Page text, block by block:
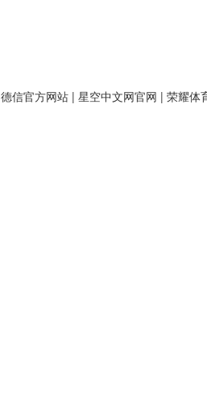
德信官方网站 | 星空中文网官网 | 荣耀体